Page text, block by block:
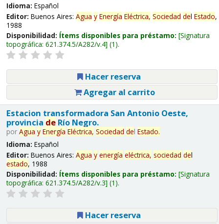
Idioma: Español
Editor: Buenos Aires: Agua y Energía Eléctrica, Sociedad del Estado,
1988
Disponibilidad: Ítems disponibles para préstamo: Signatura
topográfica: 621.374.5/A282/v.4 (1).
Hacer reserva
Agregar al carrito
Estacion transformadora San Antonio Oeste,
provincia deRío Negro.
por Agua y Energía Eléctrica, Sociedad del Estado.
Idioma: Español
Editor: Buenos Aires: Agua y energía eléctrica, sociedad del
estado, 1988
Disponibilidad: Ítems disponibles para préstamo: Signatura
topográfica: 621.374.5/A282/v.3 (1).
Hacer reserva